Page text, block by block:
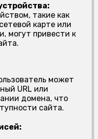
такие как
карте или
могут привести к
может
URL или
домена, что
сайта.